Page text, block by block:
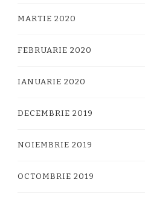
MARTIE 2020
FEBRUARIE 2020
IANUARIE 2020
DECEMBRIE 2019
NOIEMBRIE 2019
OCTOMBRIE 2019